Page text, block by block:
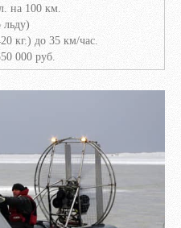
на 100 км.
льду)
кг.) до 35 км/час.
000 руб.